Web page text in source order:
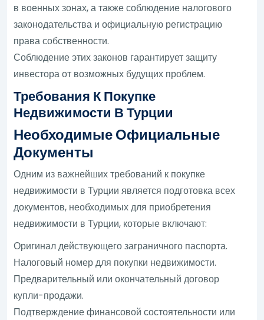
в военных зонах, а также соблюдение налогового
законодательства и официальную регистрацию
права собственности.
Соблюдение этих законов гарантирует защиту
инвестора от возможных будущих проблем.
Требования К Покупке
Недвижимости В Турции
Необходимые Официальные
Документы
Одним из важнейших требований к покупке
недвижимости в Турции является подготовка всех
документов, необходимых для приобретения
недвижимости в Турции, которые включают:
Оригинал действующего заграничного паспорта.
Налоговый номер для покупки недвижимости.
Предварительный или окончательный договор
купли-продажи.
Подтверждение финансовой состоятельности или